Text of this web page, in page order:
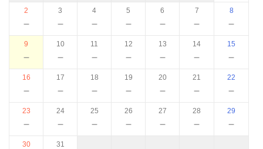
2
－
3
－
4
－
5
－
6
－
7
－
8
－
9
－
10
－
11
－
12
－
13
－
14
－
15
－
16
－
17
－
18
－
19
－
20
－
21
－
22
－
23
－
24
－
25
－
26
－
27
－
28
－
29
－
30 31